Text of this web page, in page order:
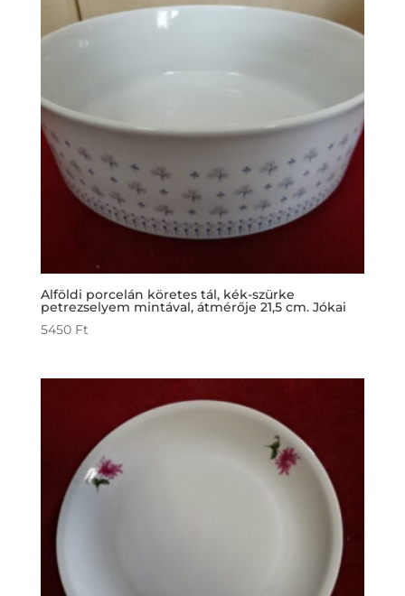
Alföldi porcelán köretes tál, kék-szürke
petrezselyem mintával, átmérője 21,5 cm. Jókai
5450 Ft